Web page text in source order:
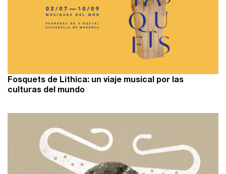
Fosquets de Lithica: un viaje musical por las
culturas del mundo